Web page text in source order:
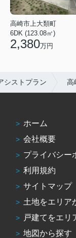
高崎市上大類町
6DK (123.08㎡)
2,380万円
シストプラン 高
ホーム
会社概要
プライバシー
利用規約
サイトマップ
土地をエリア
戸建てをエリ
地図から探す